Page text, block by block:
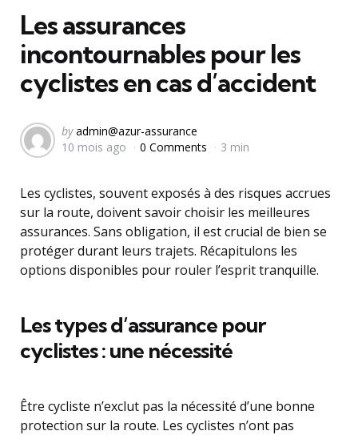
Les assurances
incontournables pour les
cyclistes en cas d’accident
Posted
by
by admin@azur-assurance
10 mois ago
0 Comments 3 min
Les cyclistes, souvent exposés à des risques accrues
sur la route, doivent savoir choisir les meilleures
assurances. Sans obligation, il est crucial de bien se
protéger durant leurs trajets. Récapitulons les
options disponibles pour rouler l’esprit tranquille.
Les types d’assurance pour
cyclistes : une nécessité
Être cycliste n’exclut pas la nécessité d’une bonne
protection sur la route. Les cyclistes n’ont pas